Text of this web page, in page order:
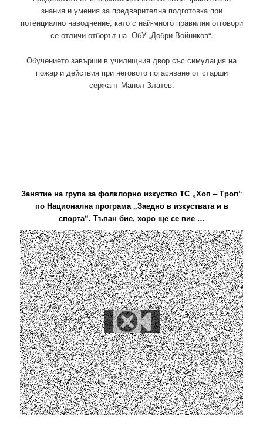
знания и умения за предварителна подготовка при
потенциално наводнение, като с най-много правилни отговори
се отличи отборът на ОбУ „Добри Войников“.
Обучението завърши в училищния двор със симулация на
пожар и действия при неговото погасяване от старши
сержант Манол Златев.
Занятие на група за фолклорно изкуство ТС „Хоп – Троп“
по Национална програма „Заедно в изкуствата и в
спорта“. Тъпан бие, хоро ще се вие …